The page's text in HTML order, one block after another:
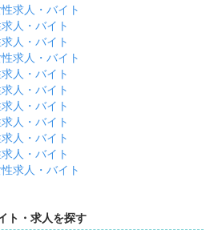
求人・バイト
人・バイト
人・バイト
求人・バイト
人・バイト
人・バイト
人・バイト
人・バイト
人・バイト
人・バイト
求人・バイト
ト・求人を探す